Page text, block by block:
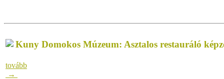
Kuny Domokos Múzeum: Asztalos restauráló
tovább
→